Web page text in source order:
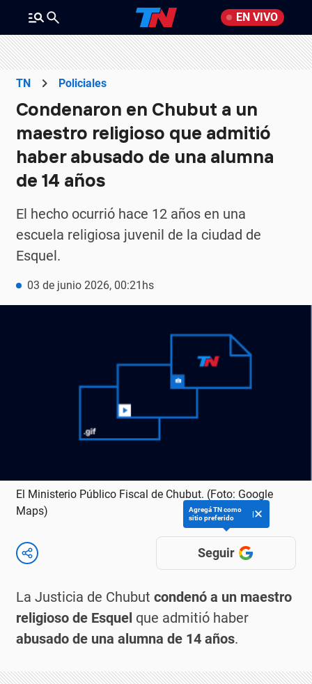
EN VIVO
TN Policiales
Condenaron en Chubut a un
maestro religioso que admitió
haber abusado de una alumna
de 14 años
El hecho ocurrió hace 12 años en una
escuela religiosa juvenil de la ciudad de
Esquel.
03 de junio 2026, 00:21hs
El Ministerio Público Fiscal de Chubut. (Foto: Google
Maps)
Seguir
Agregá TN como
sitio preferido
La Justicia de Chubut condenó a un maestro
religioso de Esquel que admitió haber
abusado de una alumna de 14 años.